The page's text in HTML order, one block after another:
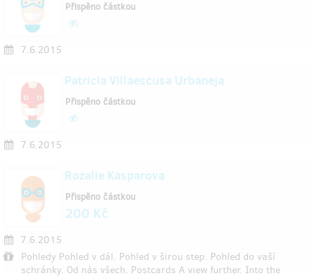
7.6.2015
Přispěno částkou
Patricia Villaescusa Urbaneja
7.6.2015
Přispěno částkou
Rozalie Kasparova
7.6.2015
Pohledy Pohled v dál. Pohled v širou step. Pohled do vaší
schránky. Od nás všech. Postcards A view further. Into the
Přispěno částkou
200 Kč